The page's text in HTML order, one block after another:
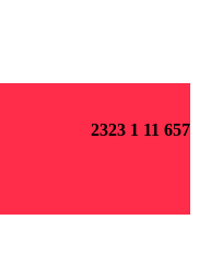
2323 1 11 657